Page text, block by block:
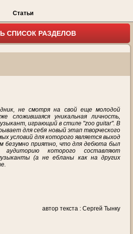
Статьи
СПИСОК РАЗДЕЛОВ
не смотря на свой еще молодой
сложившаяся уникальная личность,
играющий в стиле "zoo guitar". В
для себя новый этап творческого
условий для которого является выход
безумно приятно, что для дебюта был
которого составляют
(а не ебланы как на других
автор текста : Сергей Тынку